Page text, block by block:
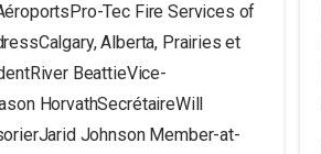
Tec Fire Services of
Alberta, Prairies et
BeattieVice-
HorvathSecrétaireWill
Johnson Member-at-